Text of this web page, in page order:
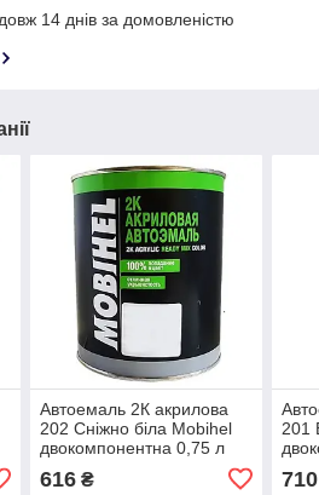
14 днів за домовленістю
Автоемаль 2К акрилова
202 Сніжно біла Mobihel
двокомпонентна 0,75 л
616₴
201
710